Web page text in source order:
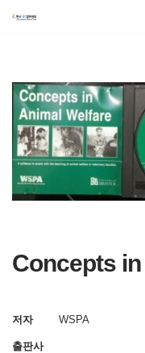
츠
로
건
너
뛰
기
Concepts
저자 WSPA
출판사